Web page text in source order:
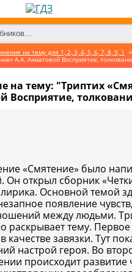
на тему для 1, 2, 3, 4, 5, 6, 7, 8, 9, 1
А.А. Ахматовой Восприятие,
на тему: "Триптих
Восприятие,
«Смятение» было
Он открыл сборник
Основной темой
появление
между людьми.
раскрывает тему.
качестве завязки. Тут
настрой героя. Во
происходит развитие